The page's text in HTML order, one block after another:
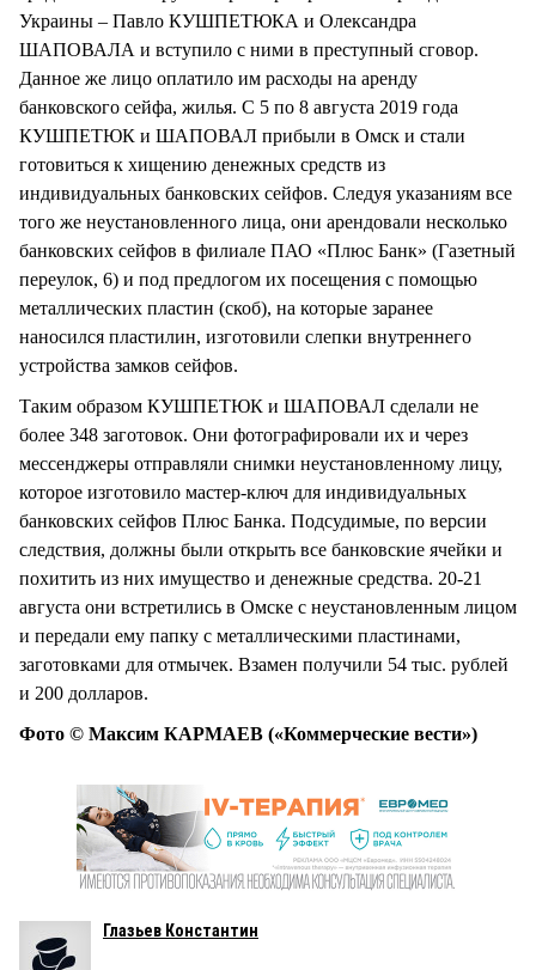
Украины – Павло КУШПЕТЮКА и Олександра
ШАПОВАЛА и вступило с ними в преступный сговор.
Данное же лицо оплатило им расходы на аренду
банковского сейфа, жилья. С 5 по 8 августа 2019 года
КУШПЕТЮК и ШАПОВАЛ прибыли в Омск и стали
готовиться к хищению денежных средств из
индивидуальных банковских сейфов. Следуя указаниям все
того же неустановленного лица, они арендовали несколько
банковских сейфов в филиале ПАО «Плюс Банк» (Газетный
переулок, 6) и под предлогом их посещения с помощью
металлических пластин (скоб), на которые заранее
наносился пластилин, изготовили слепки внутреннего
устройства замков сейфов.
Таким образом КУШПЕТЮК и ШАПОВАЛ сделали не
более 348 заготовок. Они фотографировали их и через
мессенджеры отправляли снимки неустановленному лицу,
которое изготовило мастер-ключ для индивидуальных
банковских сейфов Плюс Банка. Подсудимые, по версии
следствия, должны были открыть все банковские ячейки и
похитить из них имущество и денежные средства. 20-21
августа они встретились в Омске с неустановленным лицом
и передали ему папку с металлическими пластинами,
заготовками для отмычек. Взамен получили 54 тыс. рублей
и 200 долларов.
Фото © Максим КАРМАЕВ («Коммерческие вести»)
Глазьев Константин